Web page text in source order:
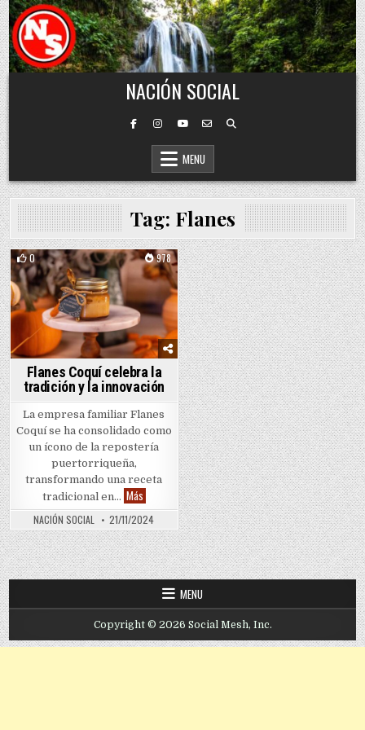
Skip to content
NACIÓN SOCIAL
MENU
Tag: Flanes
0 978
Posted in
Flanes Coquí celebra la
tradición y la innovación
La empresa familiar Flanes
Coquí se ha consolidado como
un ícono de la repostería
puertorriqueña,
transformando una receta
tradicional en… MásFlanes Coquí celebra la tradición y la innovación
NACIÓN SOCIAL 21/11/2024
MENU
Copyright © 2026 Social Mesh, Inc.